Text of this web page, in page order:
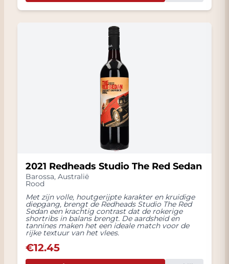
2021 Redheads Studio The Red Sedan
Barossa, Australië
Rood
Met zijn volle, houtgerijpte karakter en kruidige
diepgang, brengt de Redheads Studio The Red
Sedan een krachtig contrast dat de rokerige
shortribs in balans brengt. De aardsheid en
tannines maken het een ideale match voor de
rijke textuur van het vlees.
€12.45